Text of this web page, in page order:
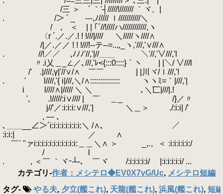
/三 ＞ ´ ｀'┤/////!/////// ｀ヾ、|
. /＞ ´ _ -‐-,ﾉ///// ｌ///////////＼
/ , ＜ | | ｢´//!////ハ////////////,ヽ
〈r ´.／.／.! ! !///|//// ＼/////ヽ////∧
/|／.／／ ! ! !///!-‐テ‐-=..,,_ヽ,'///,'∨///∧
. //!／／ ,ﾉﾉﾉ'//,'|//＿＿ ＼'//,'∨///,'l
〃.i乂＿_∠／､///,'ﾚ<{:::0::::}｀ヽ | |＼/ ∨///l
/' .|////,γ|'//∨/∧ ￣￣ | |川ヾ/ｌ///,'!
. ' l////,'{ i|///,＼/∧::::::::::::::: ヽヽﾐ=｀|///,'|
i l////∧|///// ＼ ＼ ､＼匸|///|.!
', .!/////:i∨//// | ￣ ＿_ /}／〃
ゝ j//'／:i:i:i:∨///,'| ＼＿＞ ./:i:i| /'
, ― ､
､＿＿__∠＞´i:i:i:i:i:i:i:i:＼ /∧､ ／
:i:i:| ／ ∧
￣¨ ''ァi:i:i:i:i:i:i:i:i:i:i:＿＿＼∧ ＞ _,.。＜ :i:i:i:i:i:/
/ l
. , ＜￣ ｀ヾｰ┴-､ ￣ヾゝ /:i:i:i:i:i/ |:i:i:i:i:i/ ...
カテゴリ-作者：メシテロ◆EV0X7vG/Uc, メシテロ短編
タグ- やる夫, 夕立(艦これ), 天龍(艦これ), 浜風(艦これ), 短